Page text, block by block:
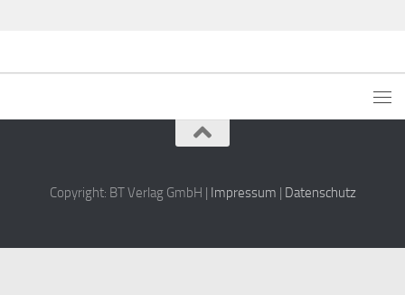
Copyright: BT Verlag GmbH | Impressum | Datenschutz